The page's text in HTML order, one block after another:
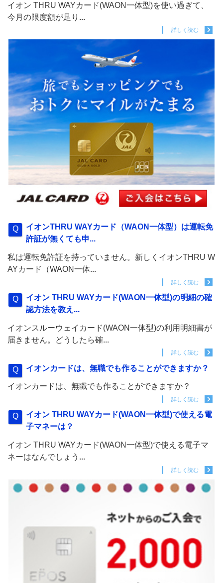
イオン THRU WAYカード(WAON一体型)を使い過ぎて、
今月の限度額が足り...
詳しく読む
イオンTHRU WAYカード（WAON一体型）は運転免
許証が無くても申...
私は運転免許証を持っていません。新しくイオンTHRU W
AYカード（WAON一体...
詳しく読む
イオン THRU WAYカード(WAON一体型)の明細の確
認方法を教え...
イオンスルーウェイカード(WAON一体型)の利用明細書が
届きません。どうしたら確...
詳しく読む
イオンカードは、無職でも作ることができますか？
イオンカードは、無職でも作ることができますか？
詳しく読む
イオン THRU WAYカード(WAON一体型)で使える電
子マネーは？
イオン THRU WAYカード(WAON一体型)で使える電子マ
ネーはなんでしょう...
詳しく読む